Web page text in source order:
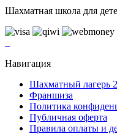
Шахматная школа для
Навигация
Шахматный лагерь
Франшиза
Политика
Публичная оферта
Правила оплаты и